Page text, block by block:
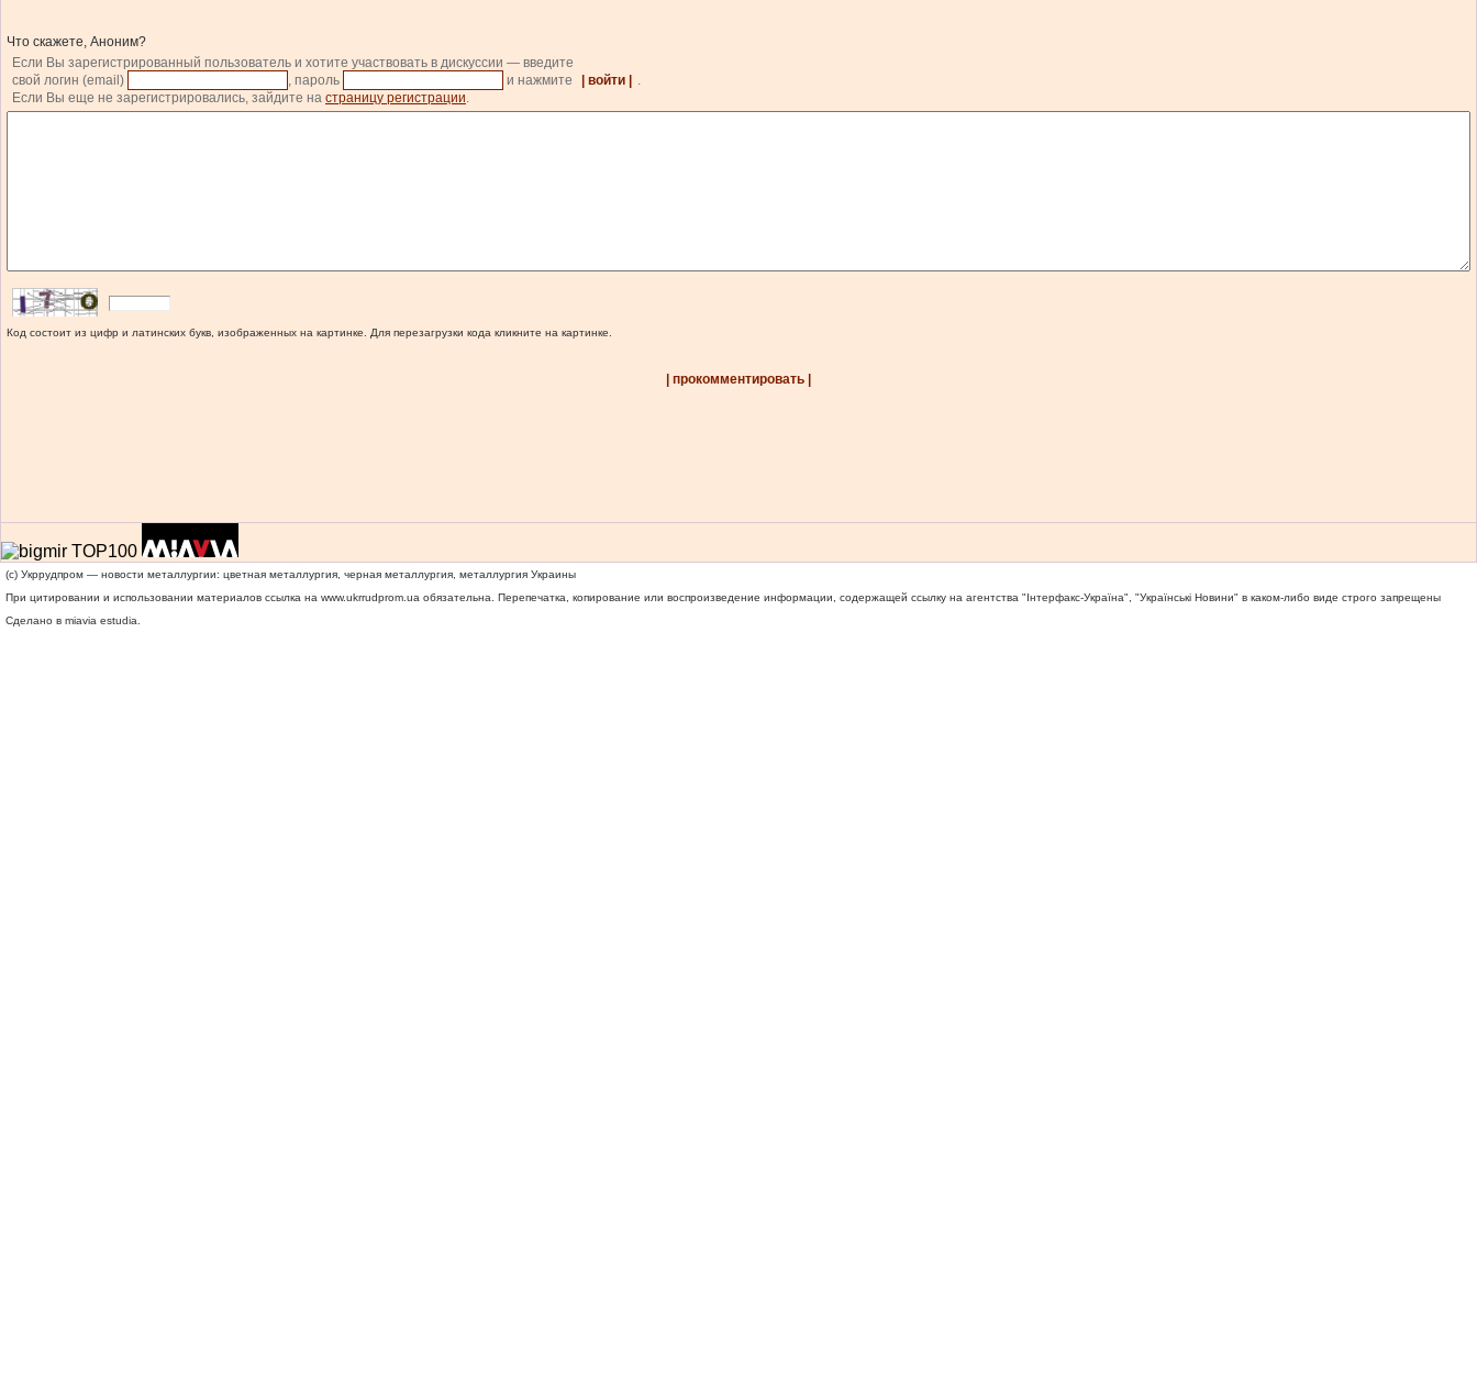
Что скажете, Аноним?
Если Вы зарегистрированный пользователь и хотите участвовать в дискуссии — введите
свой логин (email)
, пароль и нажмите | войти |
.
Если Вы еще не зарегистрировались, зайдите на страницу регистрации.
Код состоит из цифр и латинских букв, изображенных на картинке. Для перезагрузки кода кликните на картинке.
| прокомментировать |
(c) Укррудпром — новости металлургии: цветная металлургия, черная металлургия, металлургия Украины
При цитировании и использовании материалов ссылка на www.ukrrudprom.ua обязательна. Перепечатка, копирование или воспроизведение информации, содержащей ссылку на агентства "Iнтерфакс-Україна", "Українськi Новини" в каком-либо виде строго запрещены
Сделано в miavia estudia.